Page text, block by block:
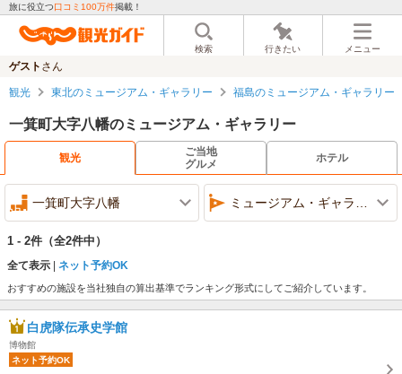
旅に役立つ口コミ100万件掲載！
検索 行きたい メニュー
ゲスト さん
観光 東北のミュージアム・ギャラリー 福島のミュージアム・ギャラリー
一箕町大字八幡のミュージアム・ギャラリー
観光
ご当地
グルメ
ホテル
一箕町大字八幡 ミュージアム・ギャラリー
1 - 2件 （全2件中）
全て表示 ネット予約OK
おすすめの施設を当社独自の算出基準でランキング形式にしてご紹介しています。
白虎隊伝承史学館
博物館
ネット予約OK